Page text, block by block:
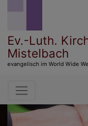
Ev.-Luth.
Mistelbach
evangelisch im World Wide